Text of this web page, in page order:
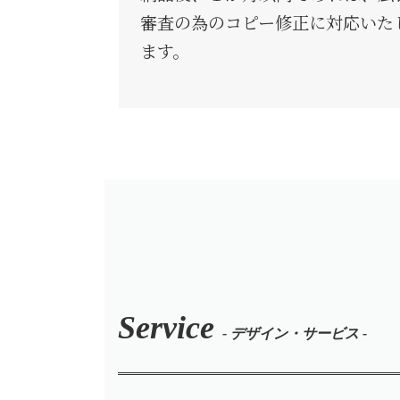
審査の為のコピー修正に対応いた
ます。
Service - デザイン・サービス -